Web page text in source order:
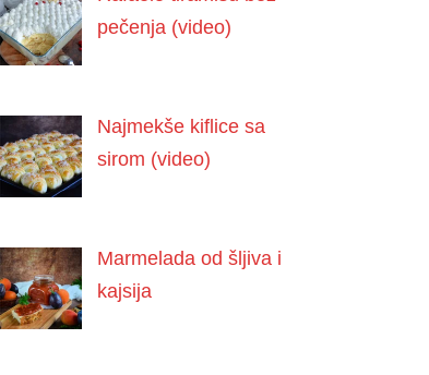
pečenja (video)
Najmekše kiflice sa
sirom (video)
Marmelada od šljiva i
kajsija